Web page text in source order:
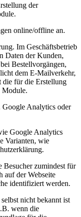
der
online/offline an.
Im Geschäftsbetrieb
Daten der Kunden,
Bestellvorgängen,
dem E-Mailverkehr,
die für die Erstellung
Module.
Google Analytics oder
Google Analytics
Varianten, wie
Besucher zumindest für
auf der Webseite
identifiziert werden.
nicht bekannt ist
wenn die